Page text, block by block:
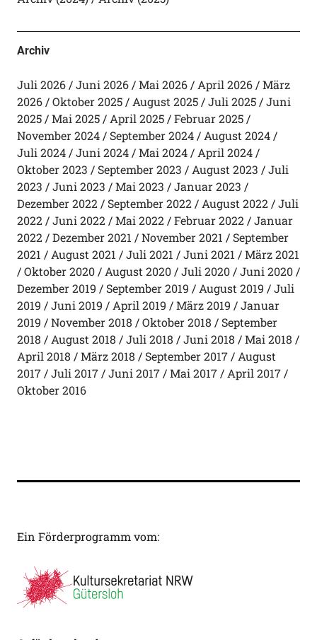
Archiv
Juli 2026 Juni 2026 Mai 2026 April 2026
März
2026
Oktober 2025 August 2025 Juli 2025
Juni
2025
Mai 2025 April 2025
Februar 2025
November 2024
September 2024
August 2024
Juli 2024
Juni 2024 Mai 2024
April 2024
Oktober 2023
September 2023 August 2023
Juli
2023
Juni 2023 Mai 2023
Januar 2023
Dezember 2022
September 2022 August 2022
Juli
2022
Juni 2022 Mai 2022 Februar 2022
Januar
2022
Dezember 2021 November 2021
September
2021
August 2021 Juli 2021 Juni 2021
März 2021
Oktober 2020
August 2020 Juli 2020
Juni 2020
Dezember 2019
September 2019 August 2019
Juli
2019
Juni 2019 April 2019 März 2019
Januar
2019
November 2018 Oktober 2018
September
2018
August 2018 Juli 2018 Juni 2018
Mai 2018
April 2018
März 2018 September 2017
August
2017
Juli 2017 Juni 2017 Mai 2017
April 2017
Oktober 2016
Ein Förderprogramm vom: